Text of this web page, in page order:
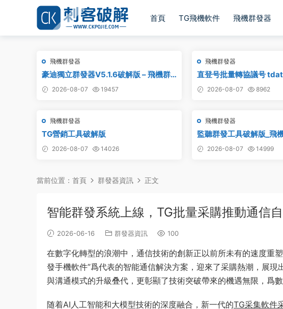
首頁 TG飛機軟件 飛機群發器
飛機群發器
豪迪獨立群發器V5.1.6破解版 – 飛機群
發器,TG群發器,群發器破解版,群發軟件,
群發工具,群發協議,Telegram群發器,電
2026-08-07 19457
飛機群發器
直登号批量轉協議号
附破解工具
2026-08-07 8962
飛機群發器
TG營銷工具破解版
2026-08-07 14026
飛機群發器
監聽群發工具破解版_飛
件,群發助手,群發工具,tg
2026-08-07 14999
當前位置： 首頁 群發器資訊 正文
智能群發系統上線，TG批量采購推動通信
2026-06-16 群發器資訊 100
在數字化轉型的浪潮中，通信技術的創新正以前所未有的速度重
發手機軟件”爲代表的智能通信解決方案，迎來了采購熱潮，展
與溝通模式的升級叠代，更彰顯了技術突破帶來的機遇無限，爲
随着AI人工智能和大模型技術的深度融合，新一代的TG采集軟件